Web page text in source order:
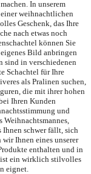
In unserem
weihnachtlichen
Geschenk, das Ihre
nach etwas noch
können Sie
Bild anbringen
sind in verschiedenen
Schachtel für Ihre
als Pralinen suchen,
die mit ihrer hohen
Ihren Kunden
und
Ihnen schwer fällt, sich
Ihnen eines unserer
enthalten und in
ist ein wirklich stilvolles
eignet.